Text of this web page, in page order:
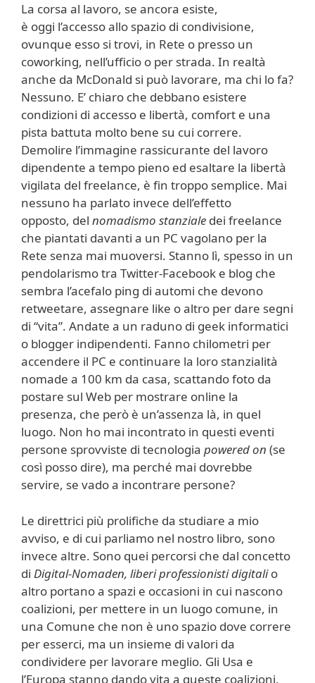
La corsa al lavoro, se ancora esiste,
è oggi l’accesso allo spazio di condivisione,
ovunque esso si trovi, in Rete o presso un
coworking, nell’ufficio o per strada. In realtà
anche da McDonald si può lavorare, ma chi lo fa?
Nessuno. E’ chiaro che debbano esistere
condizioni di accesso e libertà, comfort e una
pista battuta molto bene su cui correre.
Demolire l’immagine rassicurante del lavoro
dipendente a tempo pieno ed esaltare la libertà
vigilata del freelance, è fin troppo semplice. Mai
nessuno ha parlato invece dell’effetto
opposto, del nomadismo stanziale dei freelance
che piantati davanti a un PC vagolano per la
Rete senza mai muoversi. Stanno lì, spesso in un
pendolarismo tra Twitter-Facebook e blog che
sembra l’acefalo ping di automi che devono
retweetare, assegnare like o altro per dare segni
di “vita”. Andate a un raduno di geek informatici
o blogger indipendenti. Fanno chilometri per
accendere il PC e continuare la loro stanzialità
nomade a 100 km da casa, scattando foto da
postare sul Web per mostrare online la
presenza, che però è un’assenza là, in quel
luogo. Non ho mai incontrato in questi eventi
persone sprovviste di tecnologia powered on (se
così posso dire), ma perché mai dovrebbe
servire, se vado a incontrare persone?
Le direttrici più prolifiche da studiare a mio
avviso, e di cui parliamo nel nostro libro, sono
invece altre. Sono quei percorsi che dal concetto
di Digital-Nomaden, liberi professionisti digitalio
altro portano a spazi e occasioni in cui nascono
coalizioni, per mettere in un luogo comune, in
una Comune che non è uno spazio dove correre
per esserci, ma un insieme di valori da
condividere per lavorare meglio. Gli Usa e
l’Europa stanno dando vita a queste coalizioni.